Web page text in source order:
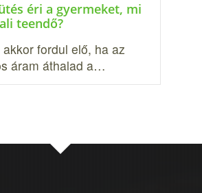
éri a gyermeket, mi
teendő?
fordul elő, ha az
áram áthalad a…